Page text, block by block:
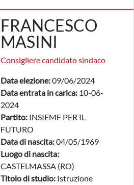
FRANCESCO
MASINI
Consigliere candidato sindaco
Data elezione:09/06/2024
Data entrata in carica: 10-06-
2024
Partito: INSIEME PER IL
FUTURO
Data di nascita:04/05/1969
Luogo di nascita:
CASTELMASSA (RO)
Titolo di studio: Istruzione